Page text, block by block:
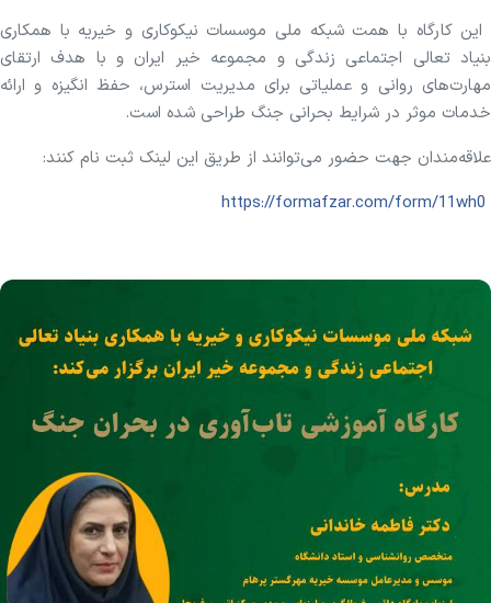
این کارگاه با همت شبکه ملی موسسات نیکوکاری و خیریه با همکاری
بنیاد تعالی اجتماعی زندگی و مجموعه خیر ایران و با هدف ارتقای
مهارت‌های روانی و عملیاتی برای مدیریت استرس، حفظ انگیزه و ارائه
خدمات موثر در شرایط بحرانی جنگ طراحی شده است.
علاقه‌مندان جهت حضور می‌توانند از طریق این لینک ثبت نام کنند:
https://formafzar.com/form/11wh0